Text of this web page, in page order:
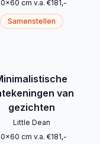
x60 cm v.a. €181 ,-
Samenstellen
van
gezichten
Little Dean
x60 cm v.a. €181,-